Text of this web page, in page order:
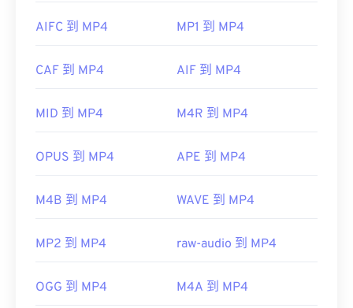
開發者： Xiph.Org 基金會
實用連結：
在某些裝置上，尤其是行動裝置上，開啟這種檔案類
料（音訊或視訊編解碼器）與裝置的作業系統不相
VLC 媒體播放器
標準：ISO/IEC 14496
AIFC 到 MP4 MP1 到 MP4
CAF 到 MP4 AIF 到 MP4
MID 到 MP4 M4R 到 MP4
OPUS 到 MP4 APE 到 MP4
M4B 到 MP4 WAVE 到 MP4
MP2 到 MP4 raw-audio 到 MP4
OGG 到 MP4 M4A 到 MP4